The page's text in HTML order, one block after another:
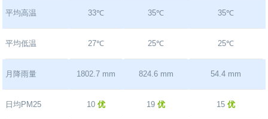
平均高温 33℃ 35℃ 35℃
平均低温 27℃ 25℃ 25℃
月降雨量 1802.7 mm 824.6 mm 54.4 mm
日均PM25 10优 19优 15优